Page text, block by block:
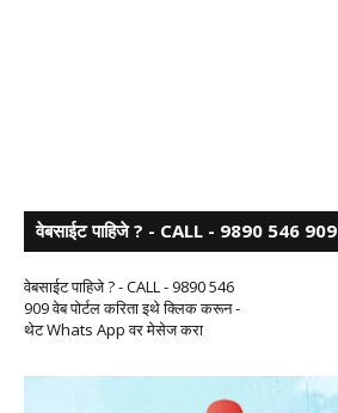
वेबसाईट पाहिजे ? - CALL - 9890 546 909
वेबसाईट पाहिजे ? - CALL - 9890 546
909 वेब पोर्टल करिता इथे क्लिक करून -
थेट Whats App वर मेसेज करा